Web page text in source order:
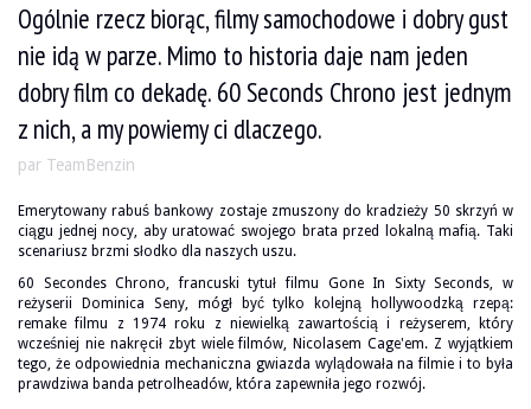
Ogólnie rzecz biorąc, filmy samochodowe i dobry gust
nie idą w parze. Mimo to historia daje nam jeden
dobry film co dekadę. 60 Seconds Chrono jest jednym
z nich, a my powiemy ci dlaczego.
par TeamBenzin
Emerytowany rabuś bankowy zostaje zmuszony do kradzieży 50 skrzyń w
ciągu jednej nocy, aby uratować swojego brata przed lokalną mafią. Taki
scenariusz brzmi słodko dla naszych uszu.
60 Secondes Chrono, francuski tytuł filmu Gone In Sixty Seconds, w
reżyserii Dominica Seny, mógł być tylko kolejną hollywoodzką rzepą:
remake filmu z 1974 roku z niewielką zawartością i reżyserem, który
wcześniej nie nakręcił zbyt wiele filmów, Nicolasem Cage'em. Z wyjątkiem
tego, że odpowiednia mechaniczna gwiazda wylądowała na filmie i to była
prawdziwa banda petrolheadów, która zapewniła jego rozwój.